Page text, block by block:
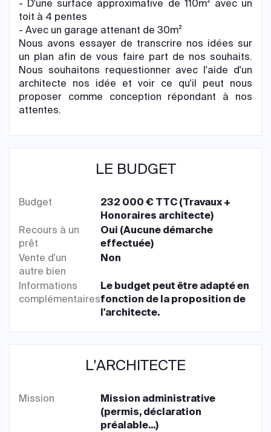
- D'une surface approximative de 110m² avec un
toit à 4 pentes
- Avec un garage attenant de 30m²
Nous avons essayer de transcrire nos idées sur
un plan afin de vous faire part de nos souhaits.
Nous souhaitons requestionner avec l'aide d'un
architecte nos idée et voir ce qu'il peut nous
proposer comme conception répondant à nos
attentes.
LE BUDGET
Budget
232 000 € TTC (Travaux +
Honoraires architecte)
Recours à un
prêt
Oui (Aucune démarche
effectuée)
Vente d'un
autre bien
Non
Informations
complémentaires
Le budget peut être adapté en
fonction de la proposition de
l'architecte.
L'ARCHITECTE
Mission
Mission administrative
(permis, déclaration
préalable...)